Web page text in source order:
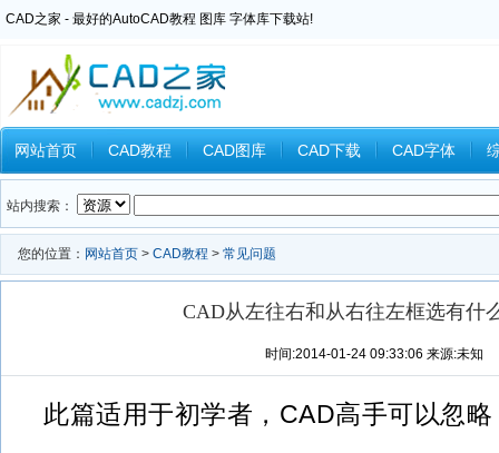
CAD之家 - 最好的AutoCAD教程 图库 字体库下载站!
网站首页 CAD教程 CAD图库 CAD下载 CAD字体
Inventor教程 Ansys教程 CAXA教程 中望CAD Catia教
站内搜索：
您的位置： 网站首页 > CAD教程 > 常见问题
CAD从左往右和从右往左框选有什
时间:2014-01-24 09:33:06 来源:未知
此篇适用于初学者，CAD高手可以忽略